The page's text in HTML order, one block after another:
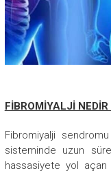
FİBROMİYALJİ NEDİR
Fibromiyalji
sisteminde uzun
hassasiyete yol açan